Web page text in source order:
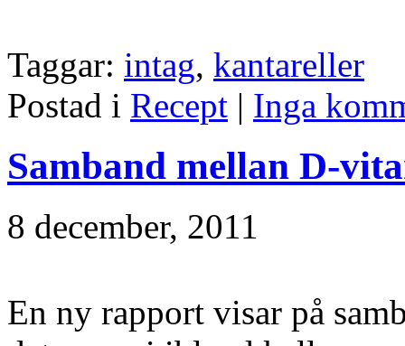
Taggar: intag, kantareller
Postad i Recept | Inga
Samband mellan D-
8 december, 2011
En ny rapport visar på